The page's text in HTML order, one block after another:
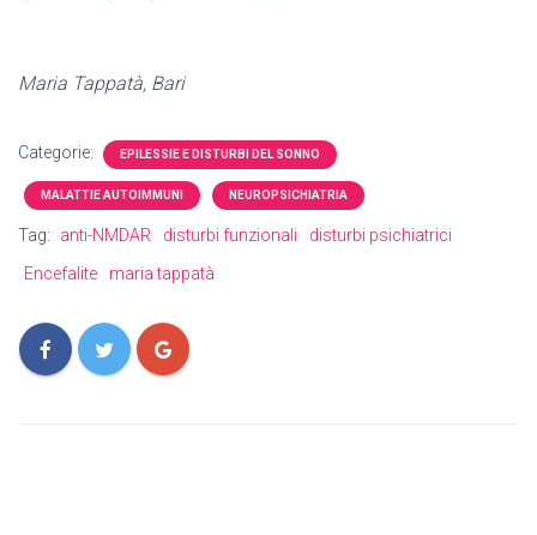
Maria Tappatà, Bari
Categorie: EPILESSIE E DISTURBI DEL SONNO
MALATTIE AUTOIMMUNI NEUROPSICHIATRIA
Tag: anti-NMDAR disturbi funzionali
disturbi psichiatrici
Encefalite
maria tappatà